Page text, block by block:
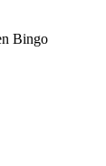
Bingo